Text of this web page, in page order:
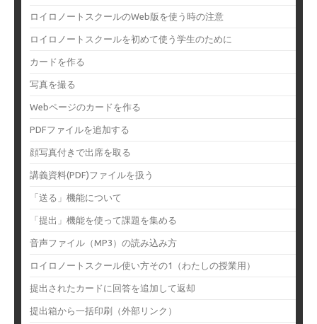
ロイロノートスクールのWeb版を使う時の注意
ロイロノートスクールを初めて使う学生のために
カードを作る
写真を撮る
Webページのカードを作る
PDFファイルを追加する
顔写真付きで出席を取る
講義資料(PDF)ファイルを扱う
「送る」機能について
「提出」機能を使って課題を集める
音声ファイル（MP3）の読み込み方
ロイロノートスクール使い方その1（わたしの授業用）
提出されたカードに回答を追加して返却
提出箱から一括印刷（外部リンク）